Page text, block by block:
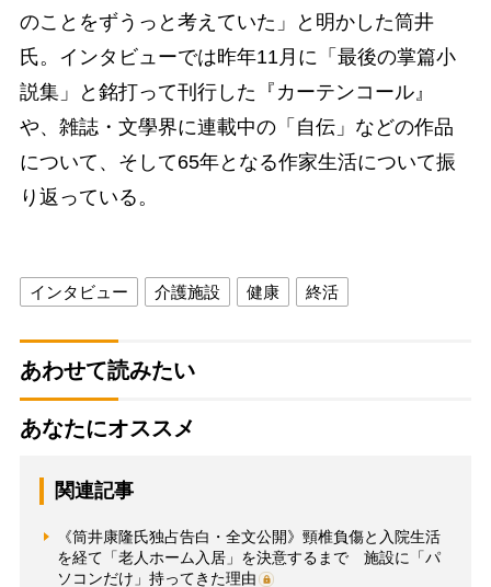
のことをずうっと考えていた」と明かした筒井
氏。インタビューでは昨年11月に「最後の掌篇小
説集」と銘打って刊行した『カーテンコール』
や、雑誌・文學界に連載中の「自伝」などの作品
について、そして65年となる作家生活について振
り返っている。
インタビュー 介護施設 健康 終活
あわせて読みたい
あなたにオススメ
関連記事
《筒井康隆氏独占告白・全文公開》頸椎負傷と入院生活
を経て「老人ホーム入居」を決意するまで 施設に「パ
ソコンだけ」持ってきた理由